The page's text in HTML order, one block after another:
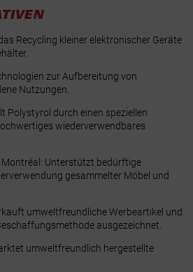
Recycling kleiner elektronischer Geräte
zur Aufbereitung von
Nutzungen.
Polystyrol durch einen speziellen
wiederverwendbares
Montréal: Unterstützt bedürftige
gesammelter Möbel und
umweltfreundliche Werbeartikel und
ausgezeichnet.
umweltfreundlich hergestellte